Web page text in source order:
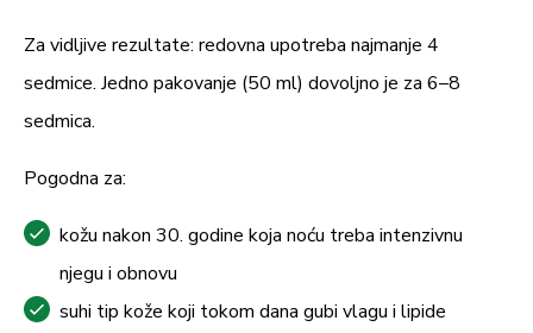
Za vidljive rezultate: redovna upotreba najmanje 4
sedmice. Jedno pakovanje (50 ml) dovoljno je za 6–8
sedmica.
Pogodna za:
kožu nakon 30. godine koja noću treba intenzivnu
njegu i obnovu
suhi tip kože koji tokom dana gubi vlagu i lipide